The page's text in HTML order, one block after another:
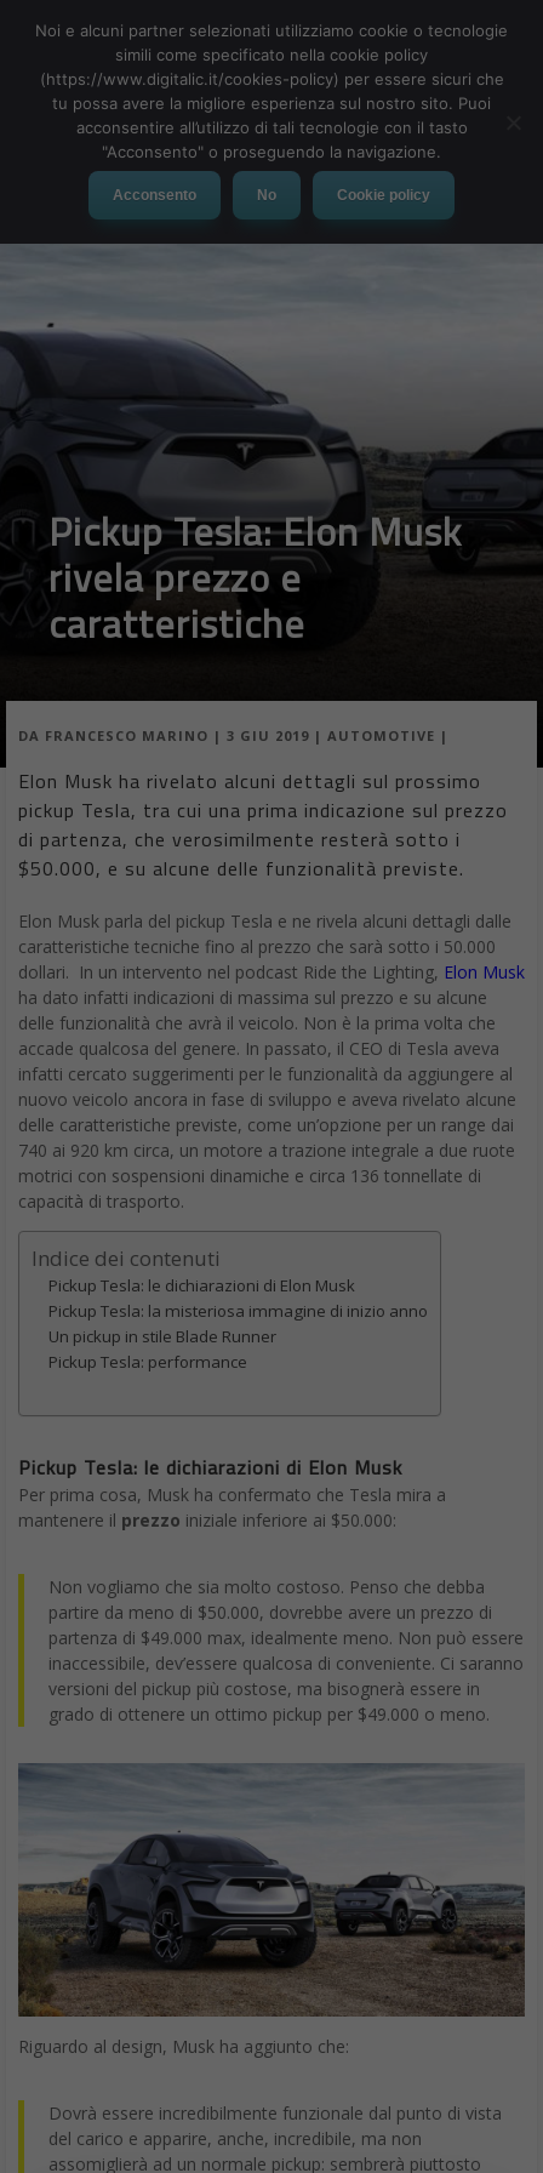
MENU
Pickup Tesla: Elon Musk
rivela prezzo e
caratteristiche
DA FRANCESCO MARINO | 3 GIU 2019 | AUTOMOTIVE |
Elon Musk ha rivelato alcuni dettagli sul prossimo
pickup Tesla, tra cui una prima indicazione sul prezzo
di partenza, che verosimilmente resterà sotto i
$50.000, e su alcune delle funzionalità previste.
Elon Musk parla del pickup Tesla e ne rivela alcuni dettagli dalle
caratteristiche tecniche fino al prezzo che sarà sotto i 50.000
dollari. In un intervento nel podcast Ride the Lighting, Elon Musk
ha dato infatti indicazioni di massima sul prezzo e su alcune
delle funzionalità che avrà il veicolo. Non è la prima volta che
accade qualcosa del genere. In passato, il CEO di Tesla aveva
infatti cercato suggerimenti per le funzionalità da aggiungere al
nuovo veicolo ancora in fase di sviluppo e aveva rivelato alcune
delle caratteristiche previste, come un’opzione per un range dai
740 ai 920 km circa, un motore a trazione integrale a due ruote
motrici con sospensioni dinamiche e circa 136 tonnellate di
capacità di trasporto.
Indice dei contenuti
Pickup Tesla: le dichiarazioni di Elon Musk
Pickup Tesla: la misteriosa immagine di inizio anno
Un pickup in stile Blade Runner
Pickup Tesla: performance
Pickup Tesla: le dichiarazioni di Elon Musk
Per prima cosa, Musk ha confermato che Tesla mira a
mantenere il prezzo iniziale inferiore ai $50.000:
Non vogliamo che sia molto costoso. Penso che debba
partire da meno di $50.000, dovrebbe avere un prezzo di
partenza di $49.000 max, idealmente meno. Non può essere
inaccessibile, dev’essere qualcosa di conveniente. Ci saranno
versioni del pickup più costose, ma bisognerà essere in
grado di ottenere un ottimo pickup per $49.000 o meno.
Riguardo al design, Musk ha aggiunto che:
Dovrà essere incredibilmente funzionale dal punto di vista
del carico e apparire, anche, incredibile, ma non
assomiglierà ad un normale pickup: sembrerà piuttosto
Noi e alcuni partner selezionati utilizziamo cookie o tecnologie
simili come specificato nella cookie policy
(https://www.digitalic.it/cookies-policy) per essere sicuri che
tu possa avere la migliore esperienza sul nostro sito. Puoi
acconsentire all’utilizzo di tali tecnologie con il tasto
"Acconsento" o proseguendo la navigazione.
Acconsento No Cookie policy